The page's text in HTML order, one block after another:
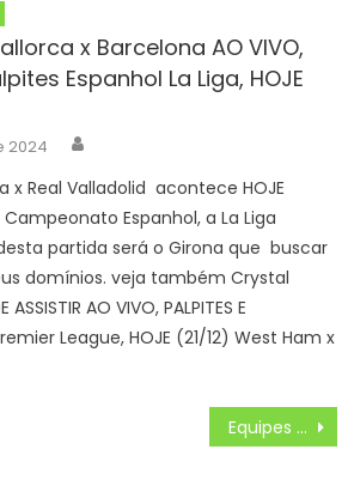
x Barcelona AO VIVO,
Espanhol La Liga, HOJE
2024
x Real Valladolid acontece HOJE
Campeonato Espanhol, a La Liga
partida será o Girona que buscar
domínios. veja também Crystal
AO VIVO, PALPITES E
League, HOJE (21/12) West Ham x
Equipes de saúde da família fazem o chamamento da população para vacinação nos diversos serviços